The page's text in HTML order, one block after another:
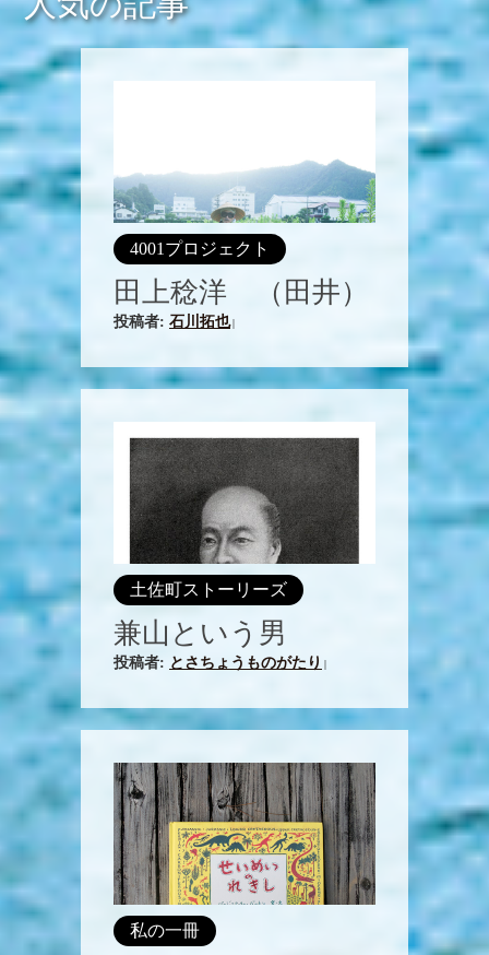
4001プロジェクト
田上稔洋 （田井）
投稿者: 石川拓也|
土佐町ストーリーズ
兼山という男
投稿者: とさちょうものがたり
私の一冊